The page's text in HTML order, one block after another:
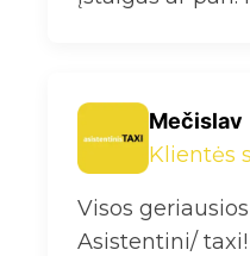
Mečislav
Klientės
Visos
Asistentini/